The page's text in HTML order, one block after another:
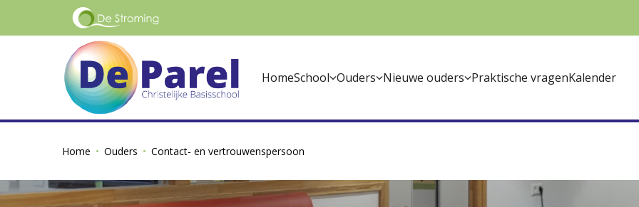
HomeSchool Ouders Nieuwe ouders Praktische vragenKalender
Home Ouders Contact- en vertrouwenspersoon